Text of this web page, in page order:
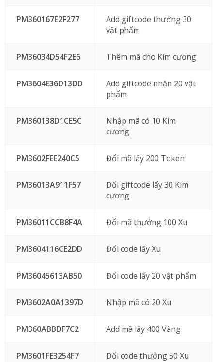
PM360167E2F277
Add giftcode thưởng 30
vật phẩm
PM36034D54F2E6 Thêm mã cho Kim cương
PM3604E36D13DD
Add giftcode nhận 20 vật
phẩm
PM360138D1CE5C
Nhập mã có 10 Kim
cương
PM3602FEE240C5 Đổi mã lấy 200 Token
PM36013A911F57
Đổi giftcode lấy 30 Kim
cương
PM36011CCB8F4A Đổi mã thưởng 100 Xu
PM3604116CE2DD Đổi code lấy Xu
PM36045613AB50 Đổi code lấy 20 vật phẩm
PM3602A0A1397D Nhập mã có 20 Xu
PM360ABBDF7C2 Add mã lấy 400 Vàng
PM3601FE3254F7 Đổi code thưởng 50 Xu